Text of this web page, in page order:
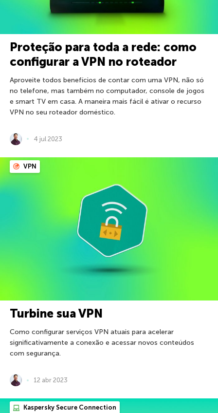
Proteção para toda a rede: como
configurar a VPN no roteador
Aproveite todos benefícios de contar com uma VPN, não só
no telefone, mas também no computador, console de jogos
e smart TV em casa. A maneira mais fácil é ativar o recurso
VPN no seu roteador doméstico.
4 jul 2023
VPN
Turbine sua VPN
Como configurar serviços VPN atuais para acelerar
significativamente a conexão e acessar novos conteúdos
com segurança.
12 abr 2023
Kaspersky Secure Connection